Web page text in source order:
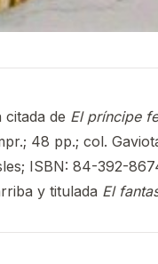
citada de El príncipe
48 pp.; col.
ISBN: 84-392-
y titulada El